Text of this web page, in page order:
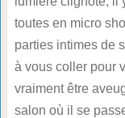
toutes en micro
parties intimes de
à vous coller pour
vraiment être
salon où il se